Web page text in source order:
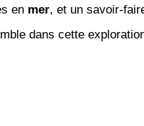
en mer, et un savoir-
dans cette